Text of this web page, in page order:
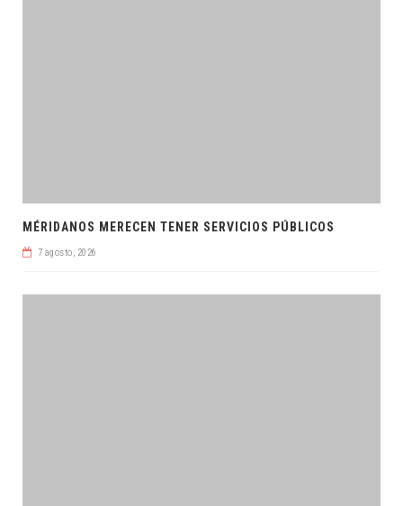
MÉRIDANOS MERECEN TENER SERVICIOS PÚBLICOS
7 agosto, 2026